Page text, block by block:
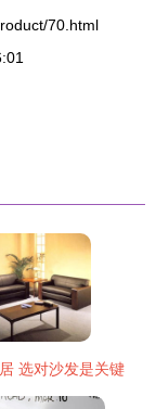
70.html
选对沙发是关键